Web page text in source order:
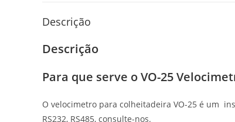
Descrição
Descrição
Para que serve o VO-25
O velocimetro para colheitadeira VO-25 é um
RS232, RS485, consulte-nos.